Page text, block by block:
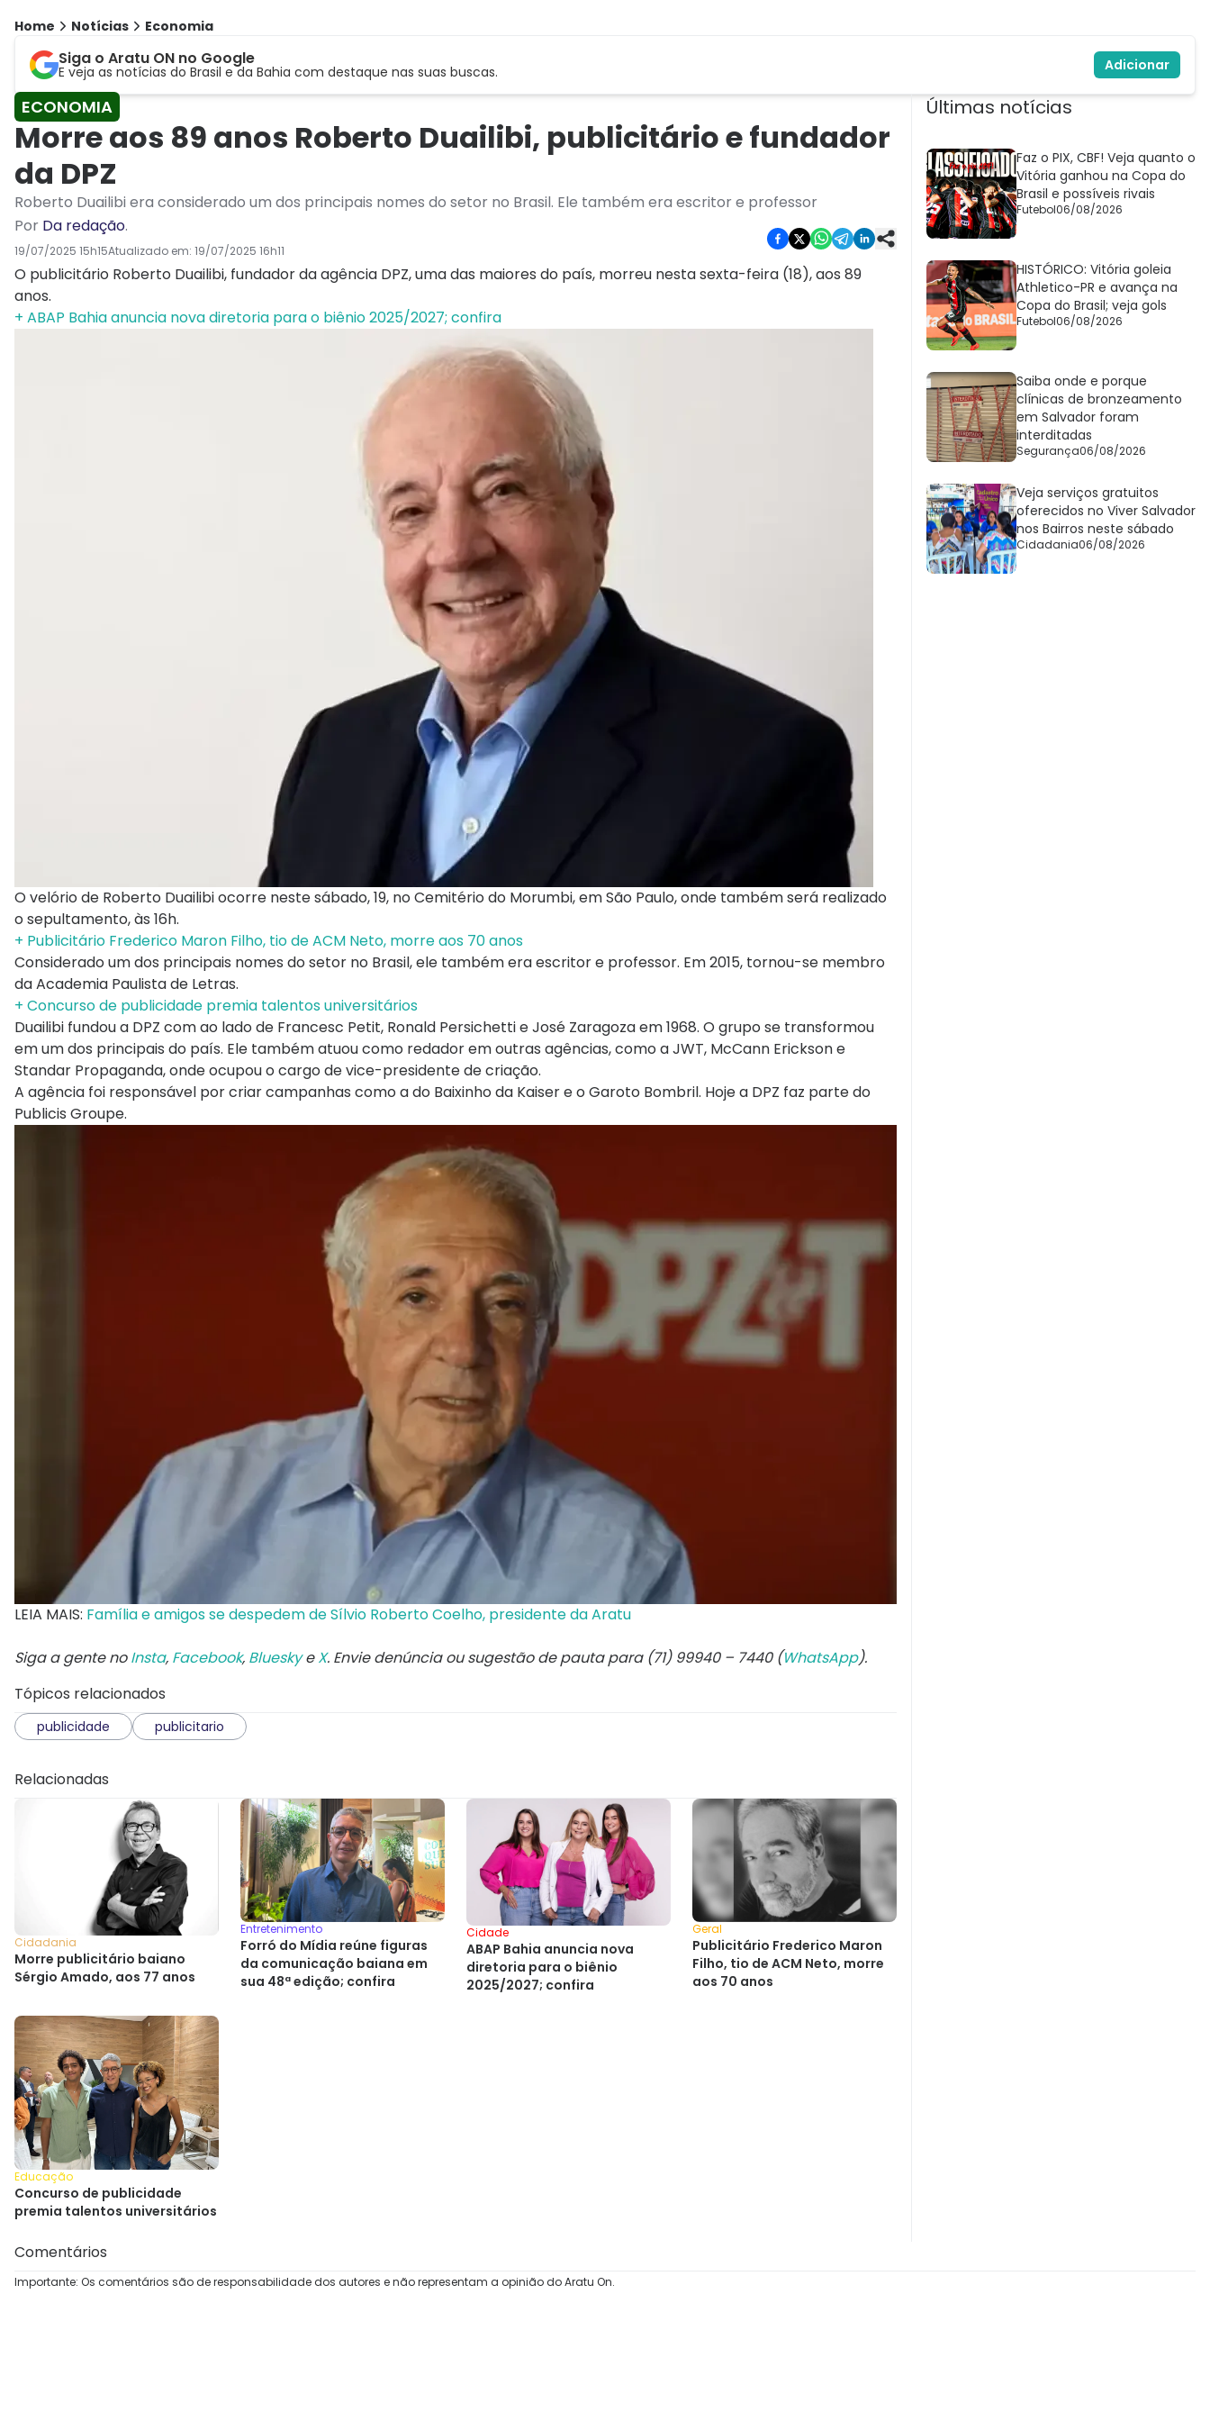
Home Notícias Economia
Siga o Aratu ON no Google
E veja as notícias do Brasil e da Bahia com destaque nas suas buscas. Adicionar
ECONOMIA
Morre aos 89 anos Roberto Duailibi, publicitário e fundador
da DPZ
Roberto Duailibi era considerado um dos principais nomes do setor no Brasil. Ele também era escritor e professor
Por Da redação.
19/07/2025 15h15Atualizado em: 19/07/2025 16h11
O publicitário Roberto Duailibi, fundador da agência DPZ, uma das maiores do país, morreu nesta sexta-feira (18), aos 89
anos.
+ ABAP Bahia anuncia nova diretoria para o biênio 2025/2027; confira
O velório de Roberto Duailibi ocorre neste sábado, 19, no Cemitério do Morumbi, em São Paulo, onde também será realizado
o sepultamento, às 16h.
+ Publicitário Frederico Maron Filho, tio de ACM Neto, morre aos 70 anos
Considerado um dos principais nomes do setor no Brasil, ele também era escritor e professor. Em 2015, tornou-se membro
da Academia Paulista de Letras.
+ Concurso de publicidade premia talentos universitários
Duailibi fundou a DPZ com ao lado de Francesc Petit, Ronald Persichetti e José Zaragoza em 1968. O grupo se transformou
em um dos principais do país. Ele também atuou como redador em outras agências, como a JWT, McCann Erickson e
Standar Propaganda, onde ocupou o cargo de vice-presidente de criação.
A agência foi responsável por criar campanhas como a do Baixinho da Kaiser e o Garoto Bombril. Hoje a DPZ faz parte do
Publicis Groupe.
LEIA MAIS: Família e amigos se despedem de Sílvio Roberto Coelho, presidente da Aratu
Siga a gente noInsta, Facebook, BlueskyeX. Envie denúncia ou sugestão de pauta para (71) 99940 – 7440 (WhatsApp).
Tópicos relacionados
publicidade publicitario
Relacionadas
Cidadania
Morre publicitário baiano
Sérgio Amado, aos 77 anos
Entretenimento
Forró do Mídia reúne figuras
da comunicação baiana em
sua 48ª edição; confira
Cidade
ABAP Bahia anuncia nova
diretoria para o biênio
2025/2027; confira
Geral
Publicitário Frederico Maron
Filho, tio de ACM Neto, morre
aos 70 anos
Educação
Concurso de publicidade
premia talentos universitários
Últimas notícias
Faz o PIX, CBF! Veja quanto o
Vitória ganhou na Copa do
Brasil e possíveis rivais
Futebol06/08/2026
HISTÓRICO: Vitória goleia
Athletico-PR e avança na
Copa do Brasil; veja gols
Futebol06/08/2026
Saiba onde e porque
clínicas de bronzeamento
em Salvador foram
interditadas
Segurança06/08/2026
Veja serviços gratuitos
oferecidos no Viver Salvador
nos Bairros neste sábado
Cidadania06/08/2026
Comentários
Importante: Os comentários são de responsabilidade dos autores e não representam a opinião do Aratu On.